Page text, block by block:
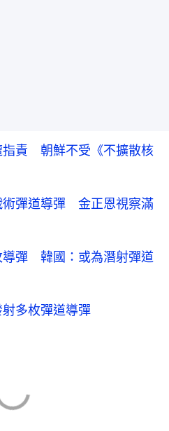
指責 朝鮮不受《不擴散核
術彈道導彈 金正恩視察滿
導彈 韓國：或為潛射彈道
多枚彈道導彈